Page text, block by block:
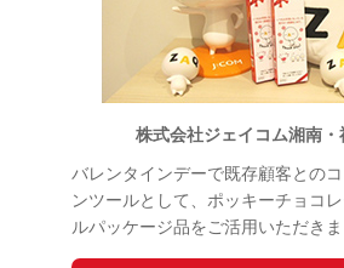
株式会社ジェイコム湘南・
バレンタインデーで既存顧客との
ンツールとして、ポッキーチョコ
ルパッケージ品をご活用いただきま